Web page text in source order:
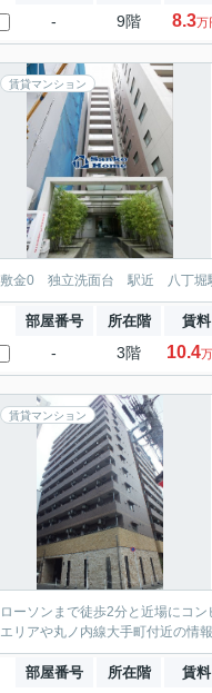
- 9階 8.3万
賃貸マンション
敷金0 独立洗面台 駅近 八丁堀
部屋番号 所在階 賃料
- 3階 10.4
賃貸マンション
ローソンまで徒歩2分と近場にコ
エリアや丸ノ内線大手町付近の情報
部屋番号 所在階 賃料